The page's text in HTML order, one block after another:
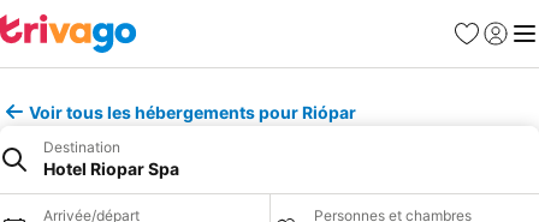
Favoris
Se
Voir tous les hébergements pour Riópar
Destination
Hotel Riopar Spa
Arrivée/départ Personnes et chambres